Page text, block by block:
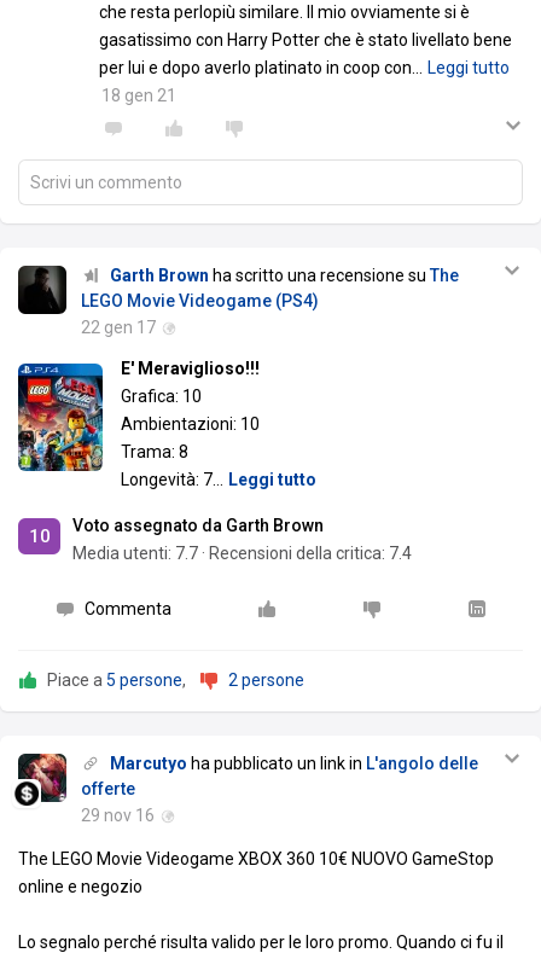
che resta perlopiù similare. Il mio ovviamente si è
gasatissimo con Harry Potter che è stato livellato bene
per lui e dopo averlo platinato in coop con
Leggi tutto
18 gen 21
Scrivi un commento
Garth Brown ha scritto una recensione suThe
LEGO Movie Videogame (PS4)
22 gen 17
E' Meraviglioso!!!
Grafica: 10
Ambientazioni: 10
Trama: 8
Longevità: 7
Leggi tutto
10
Voto assegnato da Garth Brown
Media utenti: 7.7 · Recensioni della critica: 7.4
Commenta
Piace a 5 persone, 2 persone
Marcutyo ha pubblicato un link in L'angolo delle
offerte
29 nov 16
The LEGO Movie Videogame XBOX 360 10€ NUOVO GameStop
online e negozio
Lo segnalo perché risulta valido per le loro promo. Quando ci fu il